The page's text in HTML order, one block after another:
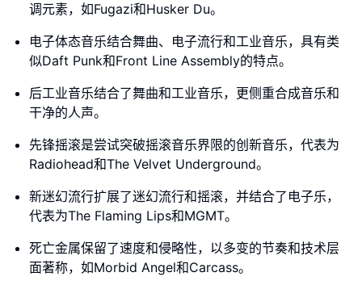
调元素，如Fugazi和Husker Du。
电子体态音乐结合舞曲、电子流行和工业音乐，具有类
似Daft Punk和Front Line Assembly的特点。
后工业音乐结合了舞曲和工业音乐，更侧重合成音乐和
干净的人声。
先锋摇滚是尝试突破摇滚音乐界限的创新音乐，代表为
Radiohead和The Velvet Underground。
新迷幻流行扩展了迷幻流行和摇滚，并结合了电子乐，
代表为The Flaming Lips和MGMT。
死亡金属保留了速度和侵略性，以多变的节奏和技术层
面著称，如Morbid Angel和Carcass。